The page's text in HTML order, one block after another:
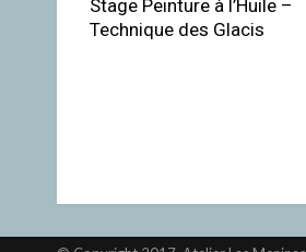
Stage Peinture à l’Huile –
Technique des Glacis